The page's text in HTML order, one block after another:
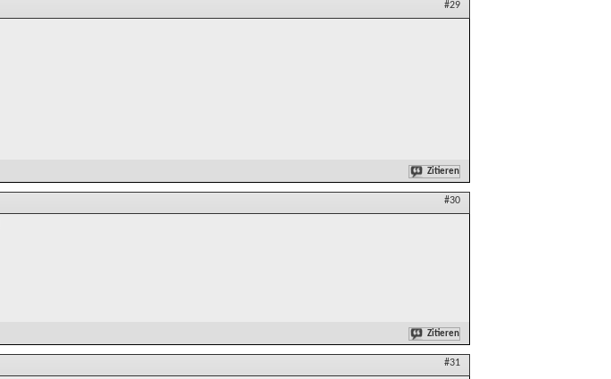
#29
Zitieren
#30
Zitieren
#31